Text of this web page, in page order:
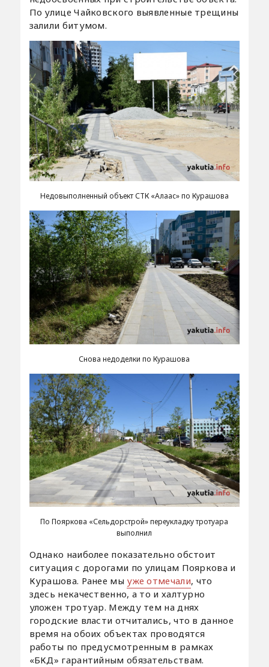
По улице Чайковского выявленные трещины
залили битумом.
Недовыполненный объект СТК «Алаас» по Курашова
Снова недоделки по Курашова
По Пояркова «Сельдорстрой» переукладку тротуара
выполнил
Однако наиболее показательно обстоит
ситуация с дорогами по улицам Пояркова и
Курашова. Ранее мы уже отмечали, что
здесь некачественно, а то и халтурно
уложен тротуар. Между тем на днях
городские власти отчитались, что в данное
время на обоих объектах проводятся
работы по предусмотренным в рамках
«БКД» гарантийным обязательствам.